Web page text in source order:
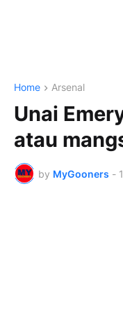
Home Arsenal
Unai
atau
by MyGooners -